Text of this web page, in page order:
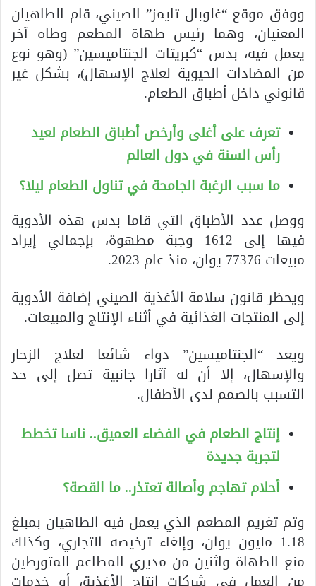
ووفق موقع “غلوبال تايمز” الصيني، قام الطاهيان
المعنيان، وهما رئيس طهاة المطعم وطاه آخر
يعمل فيه، بدس “كبريتات الجنتاميسين” (وهو نوع
من المضادات الحيوية لعلاج الإسهال)، بشكل غير
قانوني داخل أطباق الطعام.
تعرف على أغلى وأرخص أطباق الطعام لعيد
رأس السنة في دول العالم
ما سبب الرغبة الجامحة في تناول الطعام ليلا؟
ووصل عدد الأطباق التي قاما بدس هذه الأدوية
فيها إلى 1612 وجبة مطهوة، بإجمالي إيراد
مبيعات 77376 يوان، منذ عام 2023.
ويحظر قانون سلامة الأغذية الصيني إضافة الأدوية
إلى المنتجات الغذائية في أثناء الإنتاج والمبيعات.
ويعد “الجنتاميسين” دواء شائعا لعلاج الزحار
والإسهال، إلا أن له آثارا جانبية تصل إلى حد
التسبب بالصمم لدى الأطفال.
إنتاج الطعام في الفضاء العميق.. ناسا تخطط
لتجربة جديدة
أحلام تهاجم وأصالة تعتذر.. ما القصة؟
وتم تغريم المطعم الذي يعمل فيه الطاهيان بمبلغ
1.18 مليون يوان، وإلغاء ترخيصه التجاري، وكذلك
منع الطهاة واثنين من مديري المطاعم المتورطين